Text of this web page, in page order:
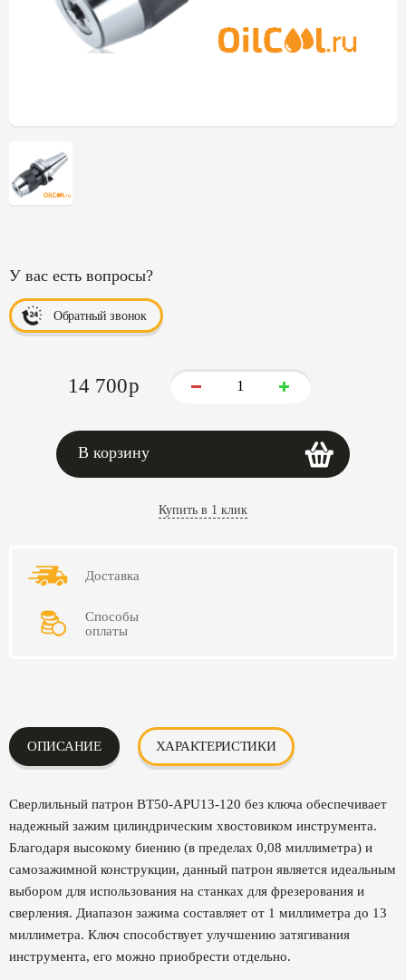
У вас есть вопросы?
Обратный звонок
14 700p
В корзину
Купить в 1 клик
Доставка
Способы
оплаты
ОПИСАНИЕ ХАРАКТЕРИСТИКИ
Сверлильный патрон BT50-APU13-120 без ключа обеспечивает
надежный зажим цилиндрическим хвостовиком инструмента.
Благодаря высокому биению (в пределах 0,08 миллиметра) и
самозажимной конструкции, данный патрон является идеальным
выбором для использования на станках для фрезерования и
сверления. Диапазон зажима составляет от 1 миллиметра до 13
миллиметра. Ключ способствует улучшению затягивания
инструмента, его можно приобрести отдельно.